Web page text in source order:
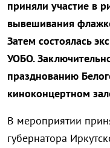
приняли участие в
вывешивания
Затем состоялась
УОБО.
празднованию
киноконцертном
В мероприятии
губернатора